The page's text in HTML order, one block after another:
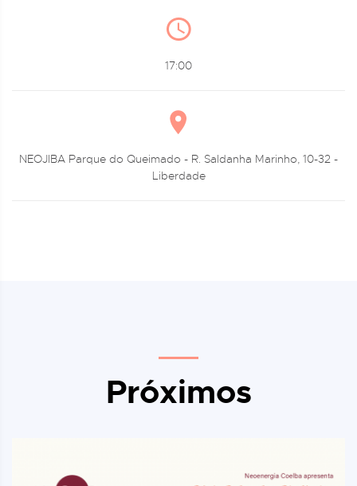
17:00
NEOJIBA Parque do Queimado - R. Saldanha Marinho, 10-32 -
Liberdade
Próximos